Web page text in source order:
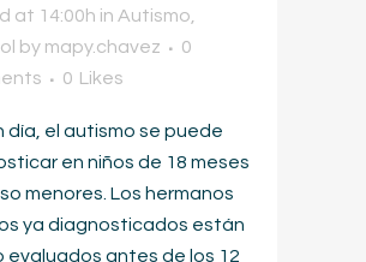
at 14:00h in Autismo
by mapy.chavez
0
0 Likes
día, el autismo se puede
en niños de 18 meses
menores. Los hermanos
ya diagnosticados están
evaluados antes de los 12